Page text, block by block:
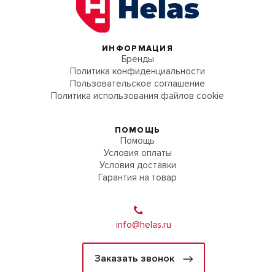
ИНФОРМАЦИЯ
Бренды
Политика конфиденциальности
Пользовательское соглашение
Политика использования файлов cookie
ПОМОЩЬ
Помощь
Условия оплаты
Условия доставки
Гарантия на товар
info@helas.ru
Заказать звонок